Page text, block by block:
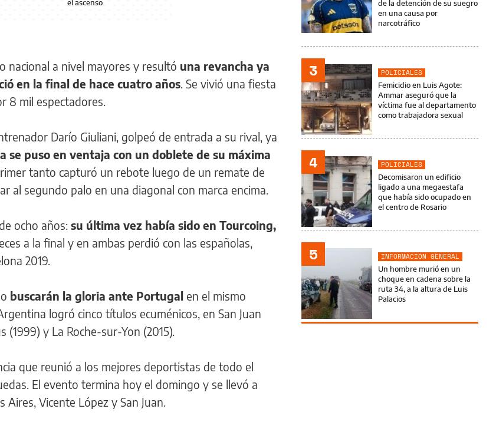
el ascenso
nacional a nivel mayores y resultó una revancha ya
en la final de hace cuatro años . Se vivió una fiesta
8 mil espectadores.
Darío Giuliani, golpeó de entrada a su rival, ya
se puso en ventaja con un doblete de su máxima
tanto capturó un rebote luego de un remate de
al segundo palo en una diagonal con marca encima.
ocho años: su última vez había sido en Tourcoing,
a la final y en ambas perdió con las españolas,
2019.
buscarán la gloria ante Portugal en el mismo
logró cinco títulos ecuménicos, en San Juan
(1999) y La Roche-sur-Yon (2015).
que reunió a los mejores deportistas de todo el
El evento termina hoy el domingo y se llevó a
Vicente López y San Juan.
de la detención de su suegro
en una causa por
narcotráfico
3
POLICIALES
Femicidio en Luis Agote:
Ammar aseguró que la
víctima fue al departamento
como trabajadora sexual
4
POLICIALES
Decomisaron un edificio
ligado a una megaestafa
que había sido ocupado en
el centro de Rosario
5
INFORMACIÓN GENERAL
Un hombre murió en un
choque en cadena sobre la
ruta 34, a la altura de Luis
Palacios